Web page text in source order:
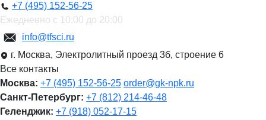
+7 (495) 152-56-25
Ежедневно с 10:00 до 20:00
info@tfsci.ru
г. Москва, Электролитный проезд 3б, строение 6
Все контакты
Москва: +7 (495) 152-56-25 order@gk-npk.ru
Санкт-Петербург: +7 (812) 214-46-48
Геленджик: +7 (918) 052-17-15